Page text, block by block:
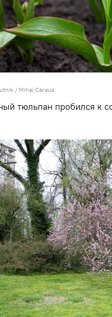
/ Mihai Caraus
тюльпан пробился к